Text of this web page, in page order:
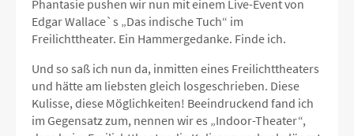
Phantasie pushen wir nun mit einem Live-Event von
Edgar Wallace`s „Das indische Tuch“ im
Freilichttheater. Ein Hammergedanke. Finde ich.
Und so saß ich nun da, inmitten eines Freilichttheaters
und hätte am liebsten gleich losgeschrieben. Diese
Kulisse, diese Möglichkeiten! Beeindruckend fand ich
im Gegensatz zum, nennen wir es „Indoor-Theater“,